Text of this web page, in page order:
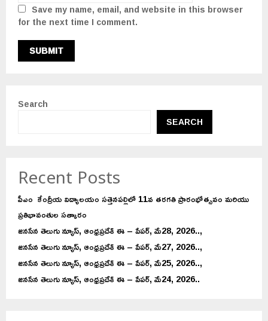
Save my name, email, and website in this browser
for the next time I comment.
Search
SEARCH
Recent Posts
పీఎం కేంద్రీయ విద్యాలయం సత్తెనపల్లిలో 11వ తరగతి ప్రారంభోత్సవం మరియు
ప్రతిభావంతుల సత్కారం
జనసేన తెలుగు న్యూస్, ఆంధ్రప్రదేశ్ ఈ – పేపర్, మే28, 2026..,
జనసేన తెలుగు న్యూస్, ఆంధ్రప్రదేశ్ ఈ – పేపర్, మే27, 2026..,
జనసేన తెలుగు న్యూస్, ఆంధ్రప్రదేశ్ ఈ – పేపర్, మే25, 2026..,
జనసేన తెలుగు న్యూస్, ఆంధ్రప్రదేశ్ ఈ – పేపర్, మే24, 2026..